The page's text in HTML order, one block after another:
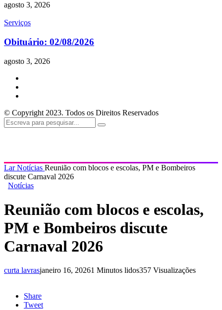
agosto 3, 2026
Serviços
Obituário: 02/08/2026
agosto 3, 2026
© Copyright 2023. Todos os Direitos Reservados
LarNotícias Reunião com blocos e escolas, PM e Bombeiros
discute Carnaval 2026
Notícias
Reunião com blocos e escolas,
PM e Bombeiros discute
Carnaval 2026
curta lavrasjaneiro 16, 20261 Minutos lidos357 Visualizações
Share
Tweet